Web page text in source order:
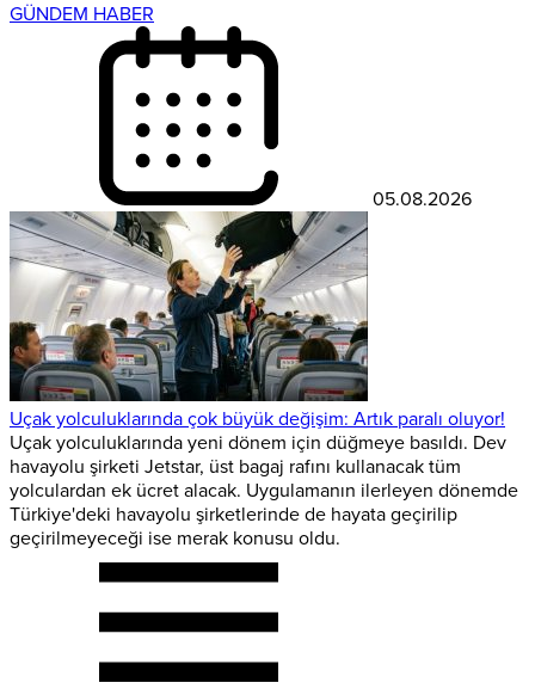
GÜNDEM HABER
05.08.2026
Uçak yolculuklarında çok büyük değişim: Artık paralı oluyor!
Uçak yolculuklarında yeni dönem için düğmeye basıldı. Dev
havayolu şirketi Jetstar, üst bagaj rafını kullanacak tüm
yolculardan ek ücret alacak. Uygulamanın ilerleyen dönemde
Türkiye'deki havayolu şirketlerinde de hayata geçirilip
geçirilmeyeceği ise merak konusu oldu.